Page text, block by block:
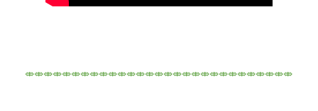
⤄⤄⤄⤄⤄⤄⤄⤄⤄⤄⤄⤄⤄⤄⤄⤄⤄⤄⤄⤄⤄⤄⤄⤄⤄⤄⤄⤄⤄